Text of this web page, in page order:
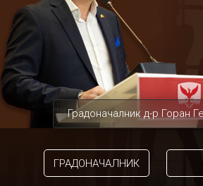
Градоначалник д-р Горан
ГРАДОНАЧАЛНИК